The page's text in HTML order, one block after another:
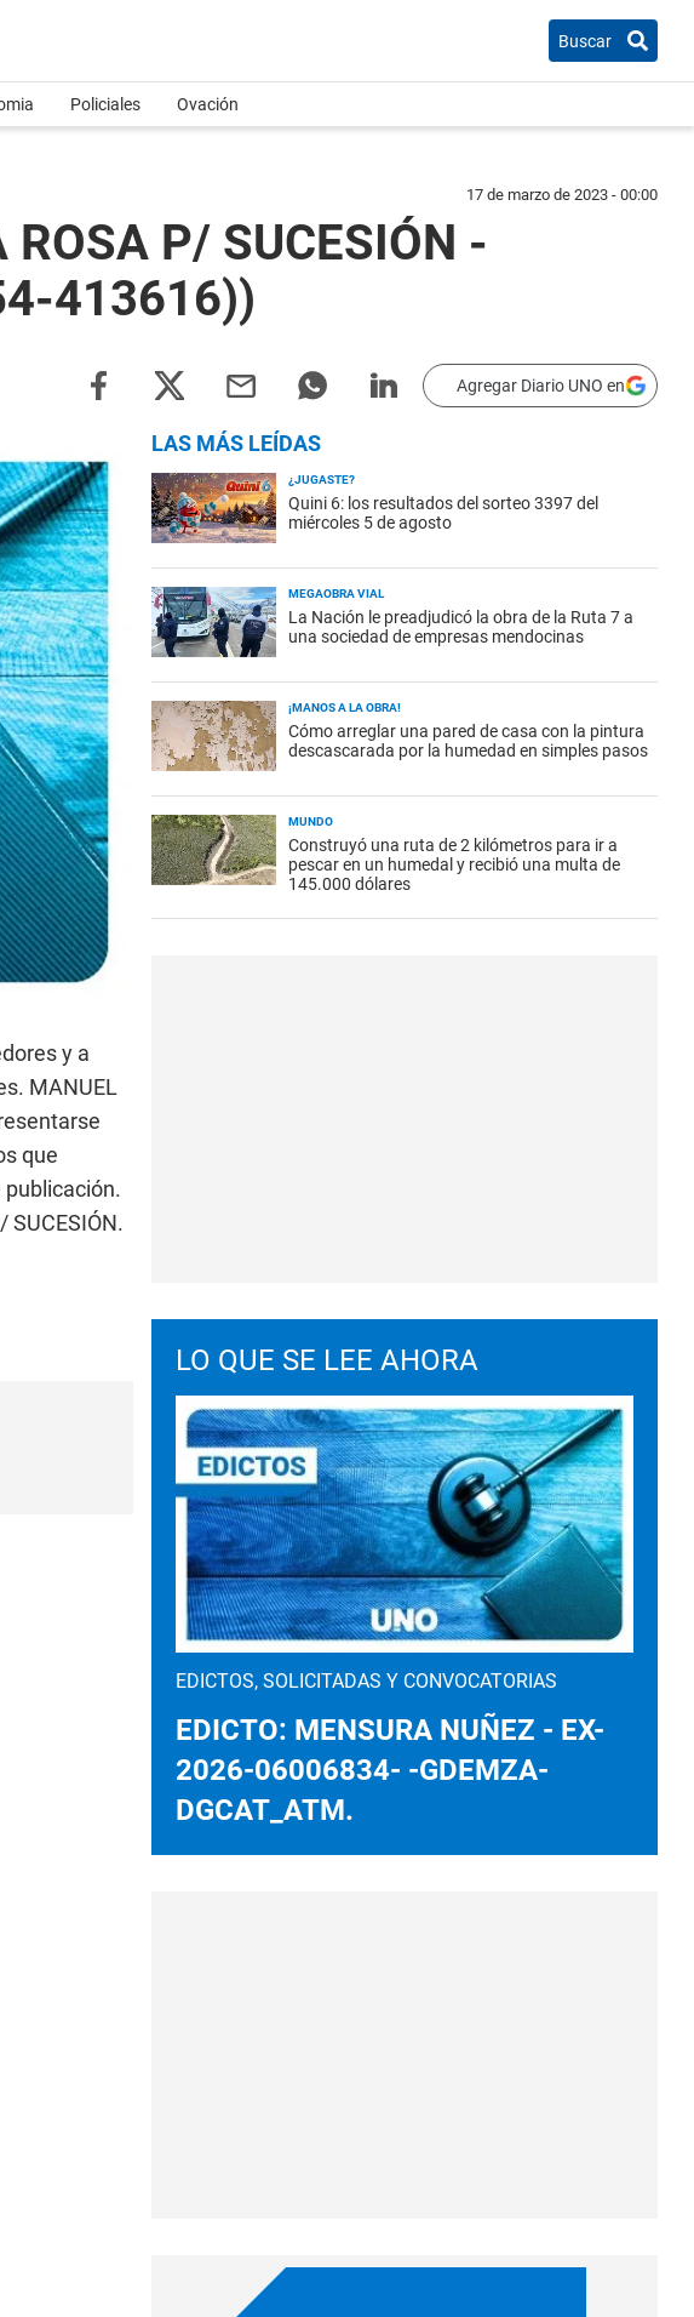
Buscar
Policiales Ovación
17 de marzo de 2023 - 00:00
ROSA P/ SUCESIÓN -
413616))
Agregar Diario UNO en
y a
MANUEL
que
publicación.
SUCESIÓN.
LAS MÁS LEÍDAS
¿JUGASTE?
Quini 6: los resultados del sorteo 3397 del
miércoles 5 de agosto
MEGAOBRA VIAL
La Nación le preadjudicó la obra de la Ruta 7 a
una sociedad de empresas mendocinas
¡MANOS A LA OBRA!
Cómo arreglar una pared de casa con la pintura
descascarada por la humedad en simples pasos
MUNDO
Construyó una ruta de 2 kilómetros para ir a
pescar en un humedal y recibió una multa de
145.000 dólares
LO QUE SE LEE AHORA
EDICTOS, SOLICITADAS Y CONVOCATORIAS
EDICTO: MENSURA NUÑEZ - EX-
2026-06006834- -GDEMZA-
DGCAT_ATM.